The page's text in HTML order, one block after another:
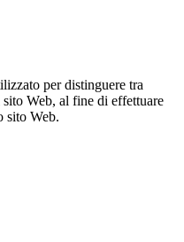
per distinguere tra
Web, al fine di effettuare
sito Web.